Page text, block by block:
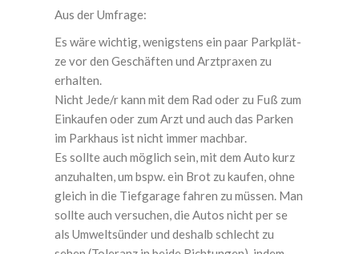
Aus der Umfrage:
Es wäre wich­tig, wenigs­tens ein paar Park­plät­
ze vor den Geschäf­ten und Arzt­pra­xen zu
erhalten.
Nicht Jede/r kann mit dem Rad oder zu Fuß zum
Ein­kau­fen oder zum Arzt und auch das Par­ken
im Park­haus ist nicht immer machbar.
Es soll­te auch mög­lich sein, mit dem Auto kurz
anzu­hal­ten, um bspw. ein Brot zu kau­fen, ohne
gleich in die Tief­ga­ra­ge fah­ren zu müs­sen. Man
soll­te auch ver­su­chen, die Autos nicht per se
als Umwelt­sün­der und des­halb schlecht zu